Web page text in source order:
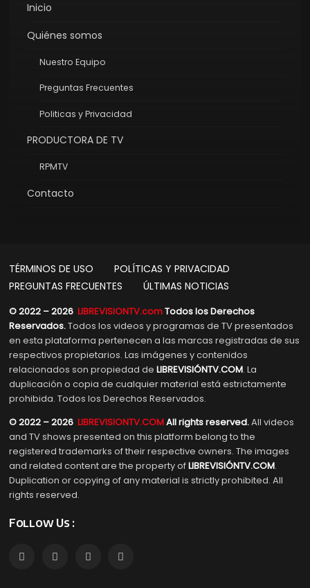
Inicio
Quiénes somos
Nuestro Equipo
Preguntas Frecuentes
Politicas y Privacidad
PRODUCTORA DE TV
RPMTV
Contacto
TÉRMINOS DE USO
POLÍTICAS Y PRIVACIDAD
PREGUNTAS FRECUENTES
ÚLTIMAS NOTICIAS
© 2022 – 2026LIBREVISIONTV.comTodos los Derechos
Reservados.Todos los videos y programas de TV presentados
en esta plataforma pertenecen a las marcas registradas de sus
respectivos propietarios. Las imágenes y contenidos
relacionados son propiedad deLIBREVISIÓNTV.COM. La
duplicación o copia de cualquier material está estrictamente
prohibida. Todos los Derechos Reservados.
© 2022 – 2026LIBREVISIONTV.COMAll rights reserved.All videos
and TV shows presented on this platform belong to the
registered trademarks of their respective owners. The images
and related content are the property ofLIBREVISIÓNTV.COM.
Duplication or copying of any material is strictly prohibited. All
rights reserved.
Follow Us :